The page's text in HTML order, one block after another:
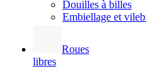
Douilles à billes
Embiellage et
Roues
libres